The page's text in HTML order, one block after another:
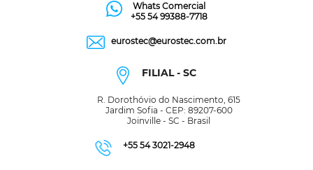
Whats Comercial
+55 54 99388-7718
eurostec@eurostec.com.br
FILIAL - SC
R. Dorothóvio do Nascimento, 615
Jardim Sofia - CEP: 89207-600
Joinville - SC - Brasil
+55 54 3021-2948